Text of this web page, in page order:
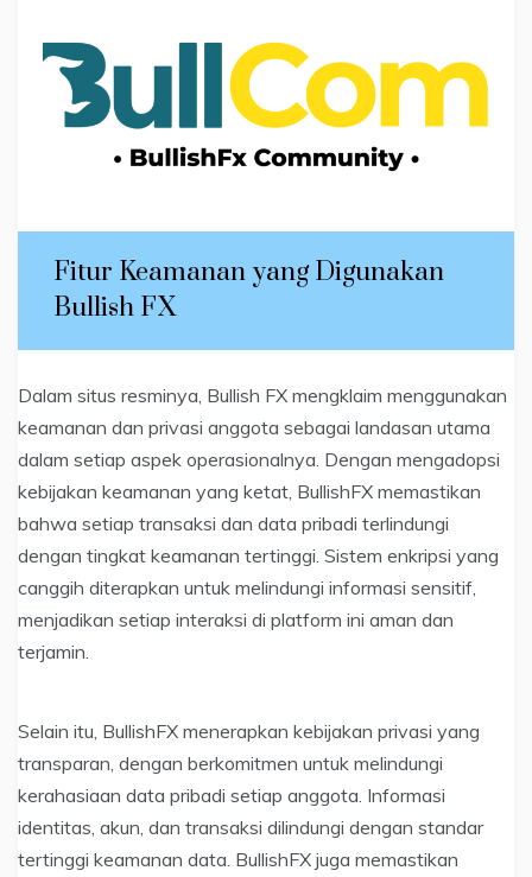
Fitur Keamanan yang Digunakan
Bullish FX
Dalam situs resminya, Bullish FX mengklaim menggunakan
keamanan dan privasi anggota sebagai landasan utama
dalam setiap aspek operasionalnya. Dengan mengadopsi
kebijakan keamanan yang ketat, BullishFX memastikan
bahwa setiap transaksi dan data pribadi terlindungi
dengan tingkat keamanan tertinggi. Sistem enkripsi yang
canggih diterapkan untuk melindungi informasi sensitif,
menjadikan setiap interaksi di platform ini aman dan
terjamin.
Selain itu, BullishFX menerapkan kebijakan privasi yang
transparan, dengan berkomitmen untuk melindungi
kerahasiaan data pribadi setiap anggota. Informasi
identitas, akun, dan transaksi dilindungi dengan standar
tertinggi keamanan data. BullishFX juga memastikan